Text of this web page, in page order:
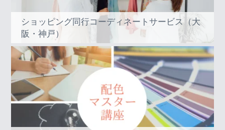
ショッピング同行コーディネートサービス（大
阪・神戸）